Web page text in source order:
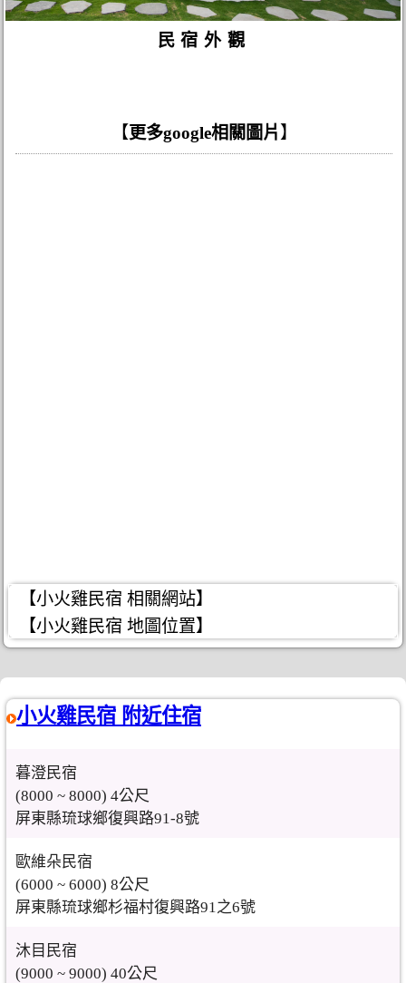
民宿外觀
【更多google相關圖片 】
【小火雞民宿 相關網站】
【小火雞民宿 地圖位置】
小火雞民宿 附近住宿
暮澄民宿
(8000 ~ 8000) 4公尺
屏東縣琉球鄉復興路91-8號
歐維朵民宿
(6000 ~ 6000) 8公尺
屏東縣琉球鄉杉福村復興路91之6號
沐目民宿
(9000 ~ 9000) 40公尺